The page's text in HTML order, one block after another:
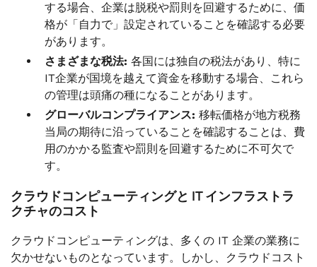
する場合、企業は脱税や罰則を回避するために、価
格が「自力で」設定されていることを確認する必要
があります。
さまざまな税法: 各国には独自の税法があり、特に
IT企業が国境を越えて資金を移動する場合、これら
の管理は頭痛の種になることがあります。
グローバルコンプライアンス: 移転価格が地方税務
当局の期待に沿っていることを確認することは、費
用のかかる監査や罰則を回避するために不可欠で
す。
クラウドコンピューティングと IT インフラストラ
クチャのコスト
クラウドコンピューティングは、多くの IT 企業の業務に
欠かせないものとなっています。しかし、クラウドコスト